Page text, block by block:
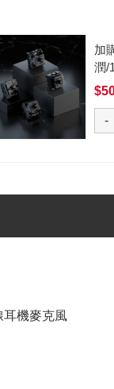
加
潤/
-
耳機麥克風